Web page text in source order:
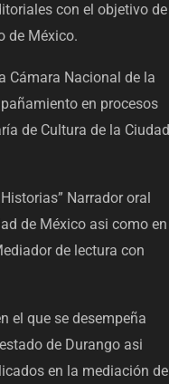
con el objetivo de
de México.
Cámara Nacional de la
en procesos
de Cultura de la Ciudad
Narrador oral
de México asi como en
de lectura con
el que se desempeña
de Durango asi
en la mediación de